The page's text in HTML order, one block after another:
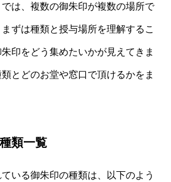
は、複数の御朱印が複数の場所で
ずは種類と授与場所を理解するこ
印をどう集めたいかが見えてきま
とどのお堂や窓口で頂けるかをま
類一覧
いる御朱印の種類は、以下のよう